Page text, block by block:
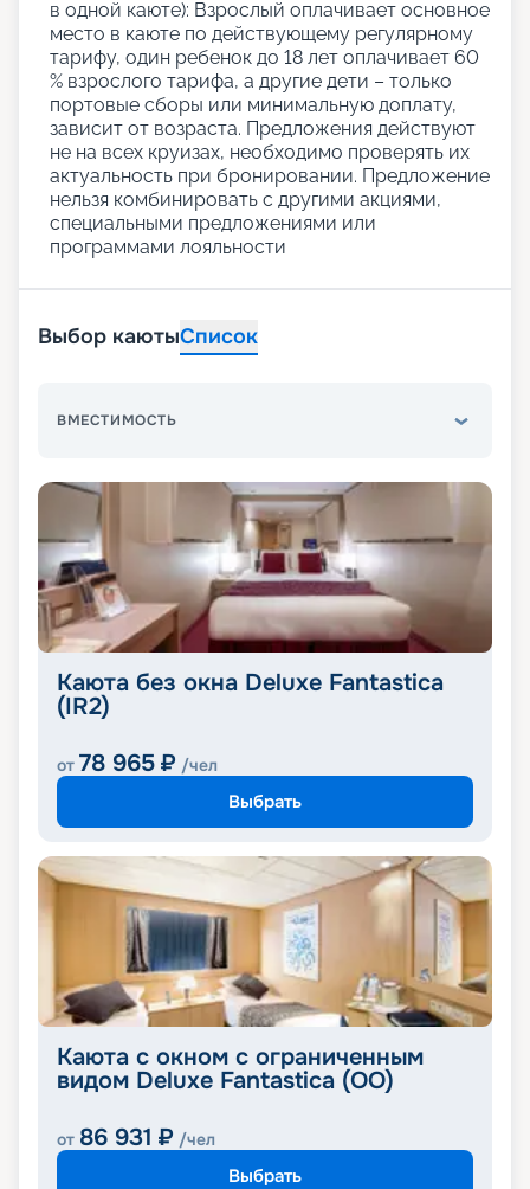
в одной каюте): Взрослый оплачивает основное
место в каюте по действующему регулярному
тарифу, один ребенок до 18 лет оплачивает 60
% взрослого тарифа, а другие дети – только
портовые сборы или минимальную доплату,
зависит от возраста. Предложения действуют
не на всех круизах, необходимо проверять их
актуальность при бронировании. Предложение
нельзя комбинировать с другими акциями,
специальными предложениями или
программами лояльности
Выбор каютыСписок
ВМЕСТИМОСТЬ
Каюта без окна Deluxe Fantastica
(IR2)
от 78 965 ₽ /чел
Выбрать
Каюта с окном с ограниченным
видом Deluxe Fantastica (OO)
от 86 931 ₽ /чел
Выбрать